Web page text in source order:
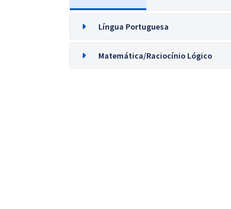
Língua Portuguesa
Matemática/Raciocínio Lógico